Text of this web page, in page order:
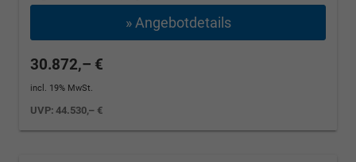
» Angebotdetails
30.872,– €
incl. 19% MwSt.
UVP:44.530,– €